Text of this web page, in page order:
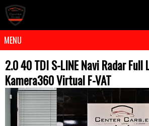
MENU
2.0 40 TDI S-LINE Navi Radar Full
Kamera360 Virtual F-VAT